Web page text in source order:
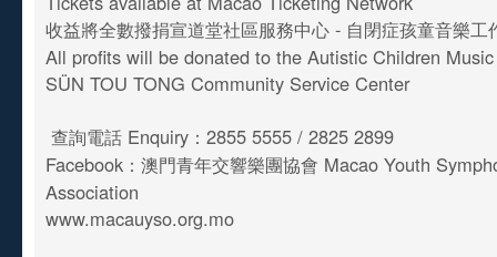
收益將全數撥捐宣道堂社區服務中心 - 自閉症孩童音樂
All profits will be donated to the Autistic Children
SÜN TOU TONG Community Service Center
查詢電話 Enquiry：2855 5555 / 2825 2899
Facebook：澳門青年交響樂團協會 Macao Youth
Association
www.macauyso.org.mo